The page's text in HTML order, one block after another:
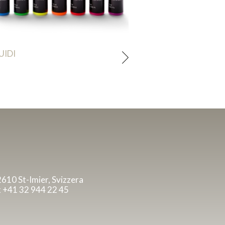
St-Imier, Svizzera
+41 32 944 22 45